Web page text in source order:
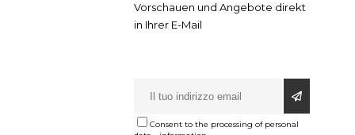
Vorschauen und Angebote direkt
in Ihrer E-Mail
Consent to the processing of personal